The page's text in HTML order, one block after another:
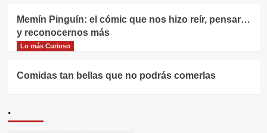
Memín Pinguín: el cómic que nos hizo reír, pensar…
y reconocernos más
Lo más Curioso
Comidas tan bellas que no podrás comerlas
.